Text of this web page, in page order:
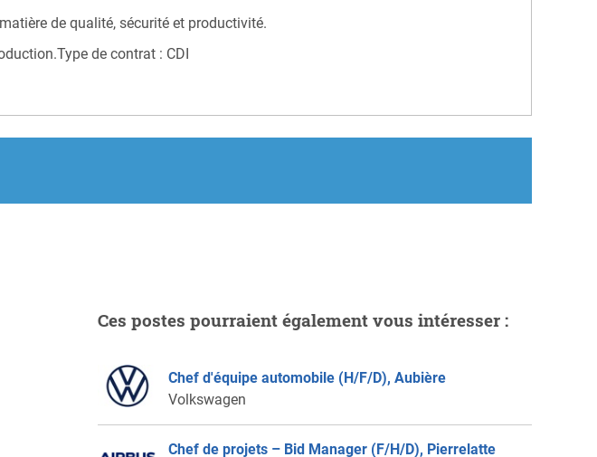
de qualité, sécurité et productivité.
de contrat : CDI
Ces postes pourraient également vous intéresser :
Chef d'équipe automobile (H/F/D), Aubière
Volkswagen
Chef de projets – Bid Manager (F/H/D), Pierrelatte